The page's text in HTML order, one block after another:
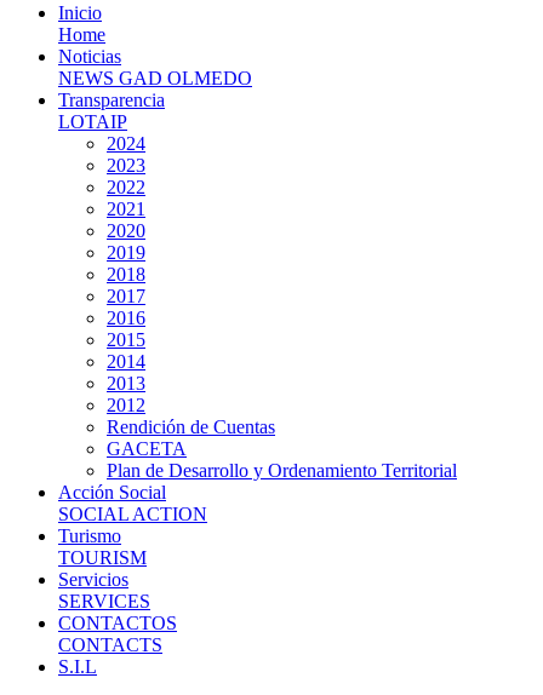
Inicio
Home
Noticias
NEWS GAD OLMEDO
Transparencia
LOTAIP
2024
2023
2022
2021
2020
2019
2018
2017
2016
2015
2014
2013
2012
Rendición de Cuentas
GACETA
Plan de Desarrollo y Ordenamiento Territorial
Acción Social
SOCIAL ACTION
Turismo
TOURISM
Servicios
SERVICES
CONTACTOS
CONTACTS
S.I.L